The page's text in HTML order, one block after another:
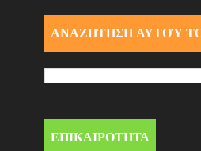
ΑΝΑΖΗΤΗΣΗ ΑΥΤΟΎ
ΕΠΙΚΑΙΡΟΤΗΤΑ